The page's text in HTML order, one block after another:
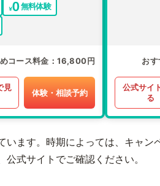
無料体験
コース料金 16,800円
見
体験・相談予約
お
公式サイ
る
ます。時期によっては、キャン
式サイトでご確認ください。